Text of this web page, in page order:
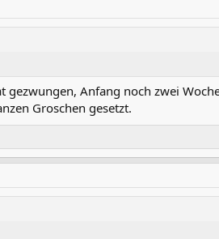
gezwungen, Anfang noch zwei
Groschen gesetzt.